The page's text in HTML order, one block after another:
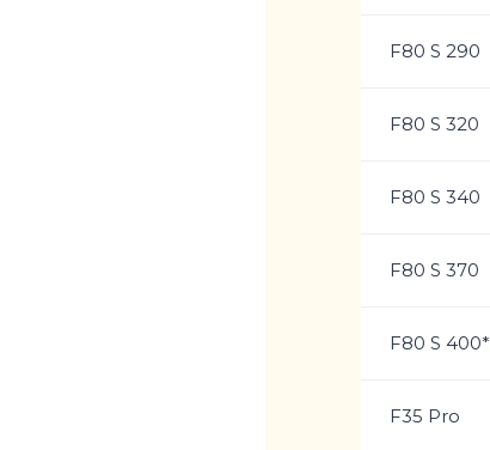
F80 S 290
F80 S 320
F80 S 340
F80 S 370
F80 S 400*
F35 Pro